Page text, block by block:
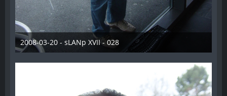
2008-03-20 - sLANp XVII - 028
28. Dezember 2012